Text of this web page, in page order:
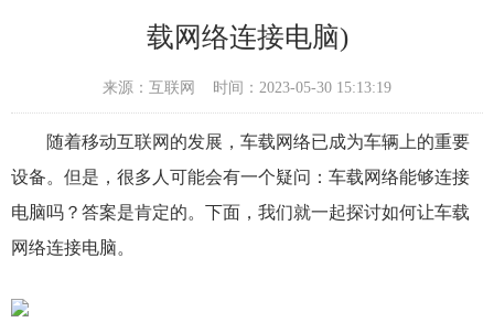
载网络连接电脑)
来源：互联网 时间：2023-05-30 15:13:19
随着移动互联网的发展，车载网络已成为车辆上的重要
设备。但是，很多人可能会有一个疑问：车载网络能够连接
电脑吗？答案是肯定的。下面，我们就一起探讨如何让车载
网络连接电脑。